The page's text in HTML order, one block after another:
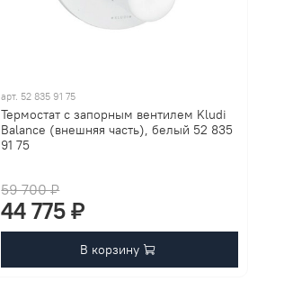
арт. 52 835 91 75
Термостат с запорным вентилем Kludi
Balance (внешняя часть), белый 52 835
91 75
59 700 ₽
44 775 ₽
В корзину